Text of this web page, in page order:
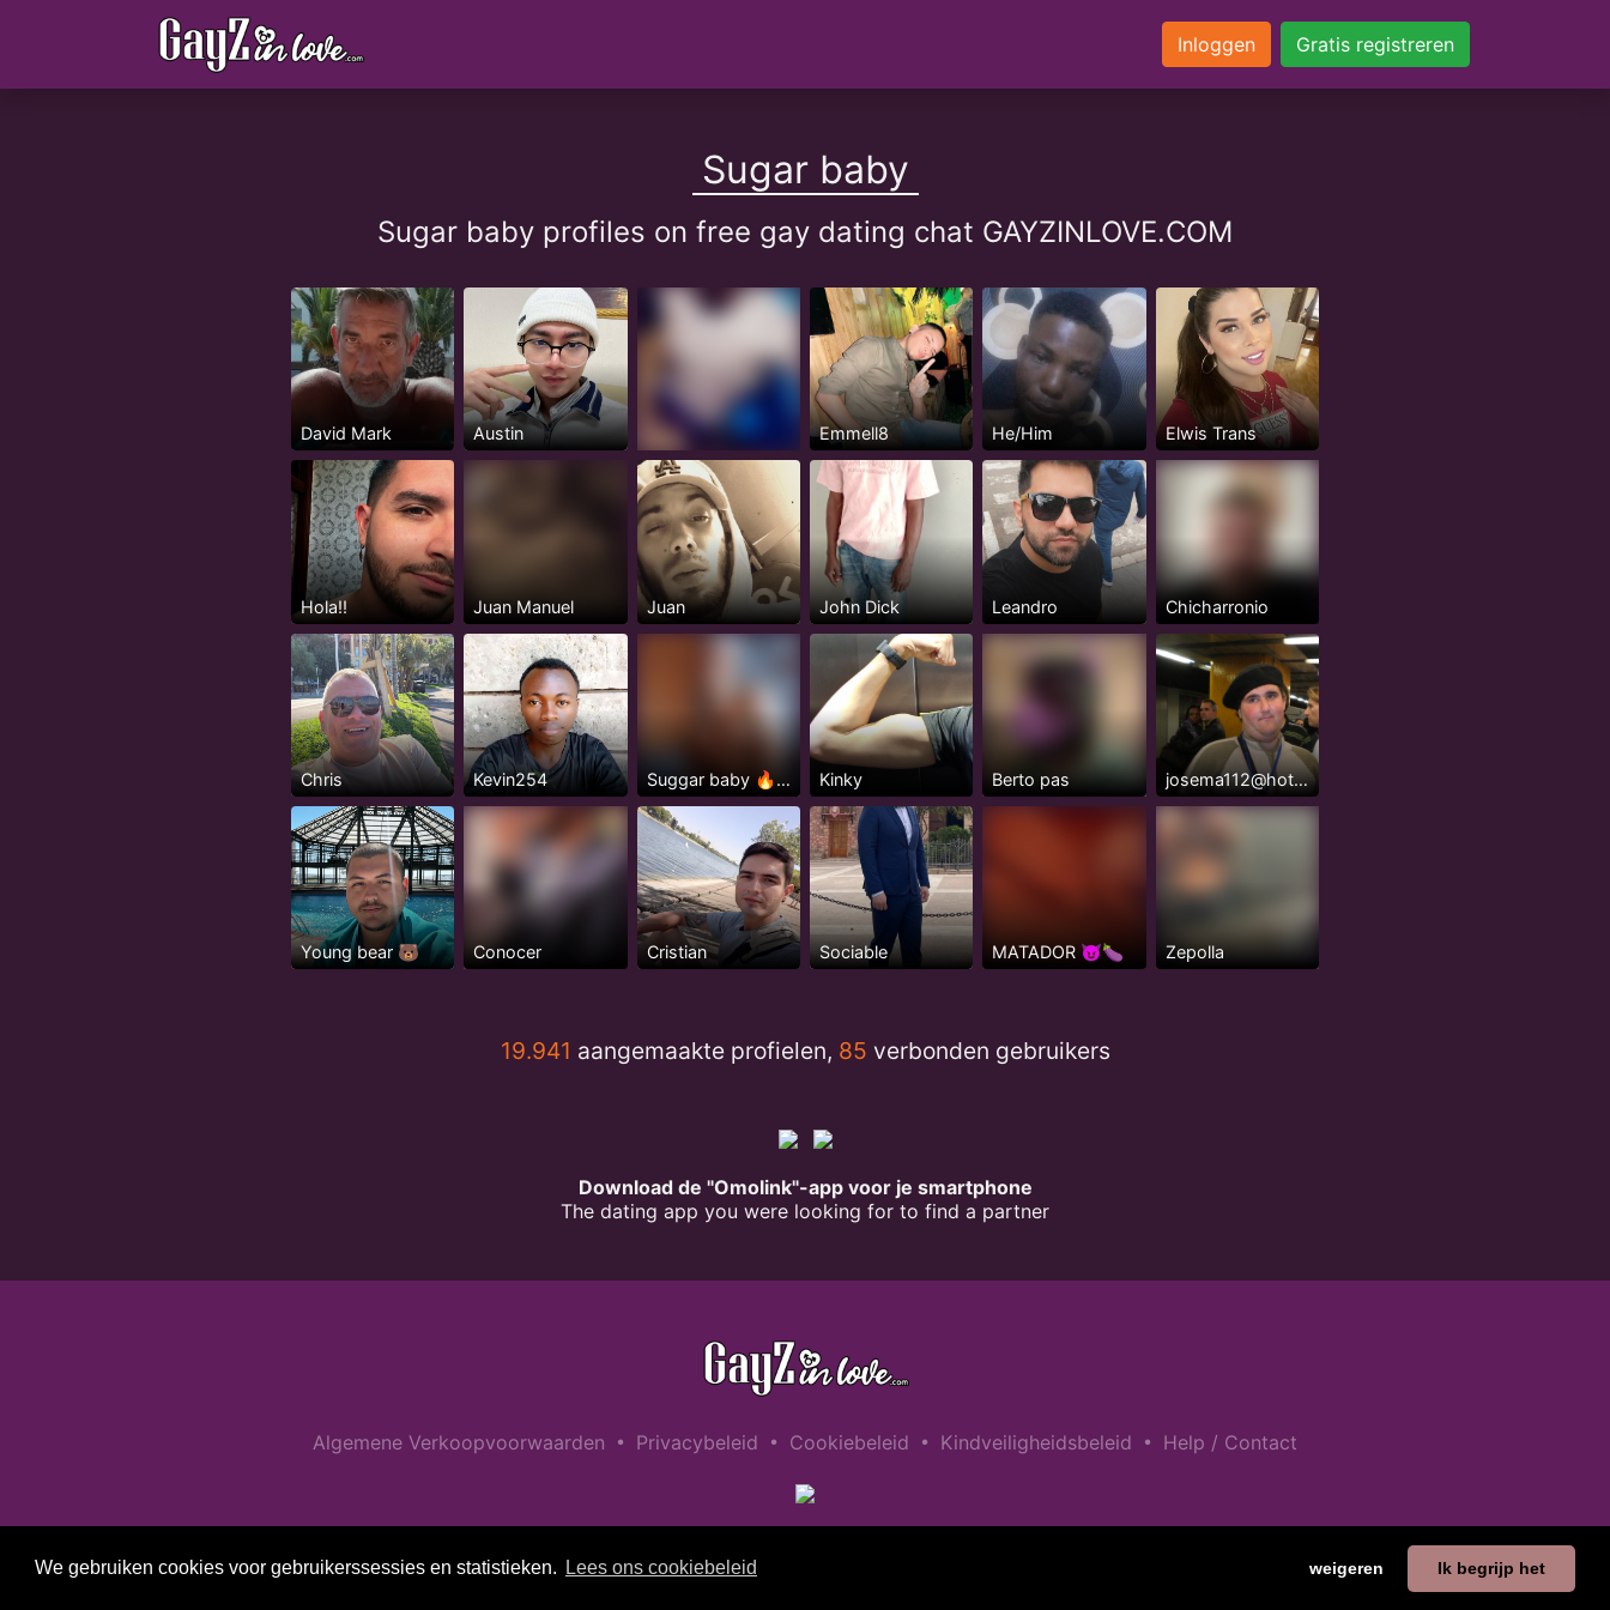
We gebruiken cookies voor gebruikerssessies en statistieken. Lees ons cookiebeleid weigeren Ik begrijp het
Inloggen Gratis registreren
Sugar baby
Sugar baby profiles on free gay dating chat GAYZINLOVE.COM
David Mark Austin Emmell8 He/Him Elwis Trans
Hola!! Juan Manuel Juan John Dick Leandro Chicharronio
Chris Kevin254 Suggar baby 🔥✌️ Kinky Berto pas josema112@hotmail.es
Young bear 🐻 Conocer Cristian Sociable MATADOR 😈🍆 Zepolla
19.941 aangemaakte profielen, 85 verbonden gebruikers
Download de "Omolink"-app voor je smartphone
The dating app you were looking for to find a partner
Algemene Verkoopvoorwaarden • Privacybeleid • Cookiebeleid • Kindveiligheidsbeleid • Help / Contact